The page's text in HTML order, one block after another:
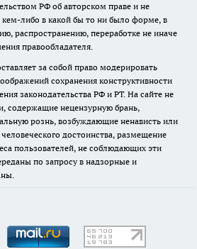
РФ об авторском праве и не
либо в какой бы то ни было форме, в
распространению, переработке не иначе
правообладателя.
за собой право модерировать
сохранения конструктивности
законодательства РФ и РТ. На сайте не
содержащие нецензурную брань,
рознь, возбуждающие ненависть или
достоинства, размещение
пользователей, не соблюдающих эти
по запросу в надзорные и